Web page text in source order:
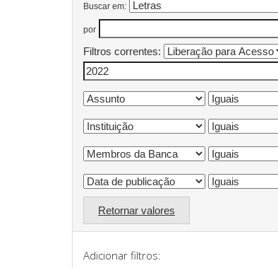
Buscar em:
por
Filtros correntes:
Retornar valores
Adicionar filtros: